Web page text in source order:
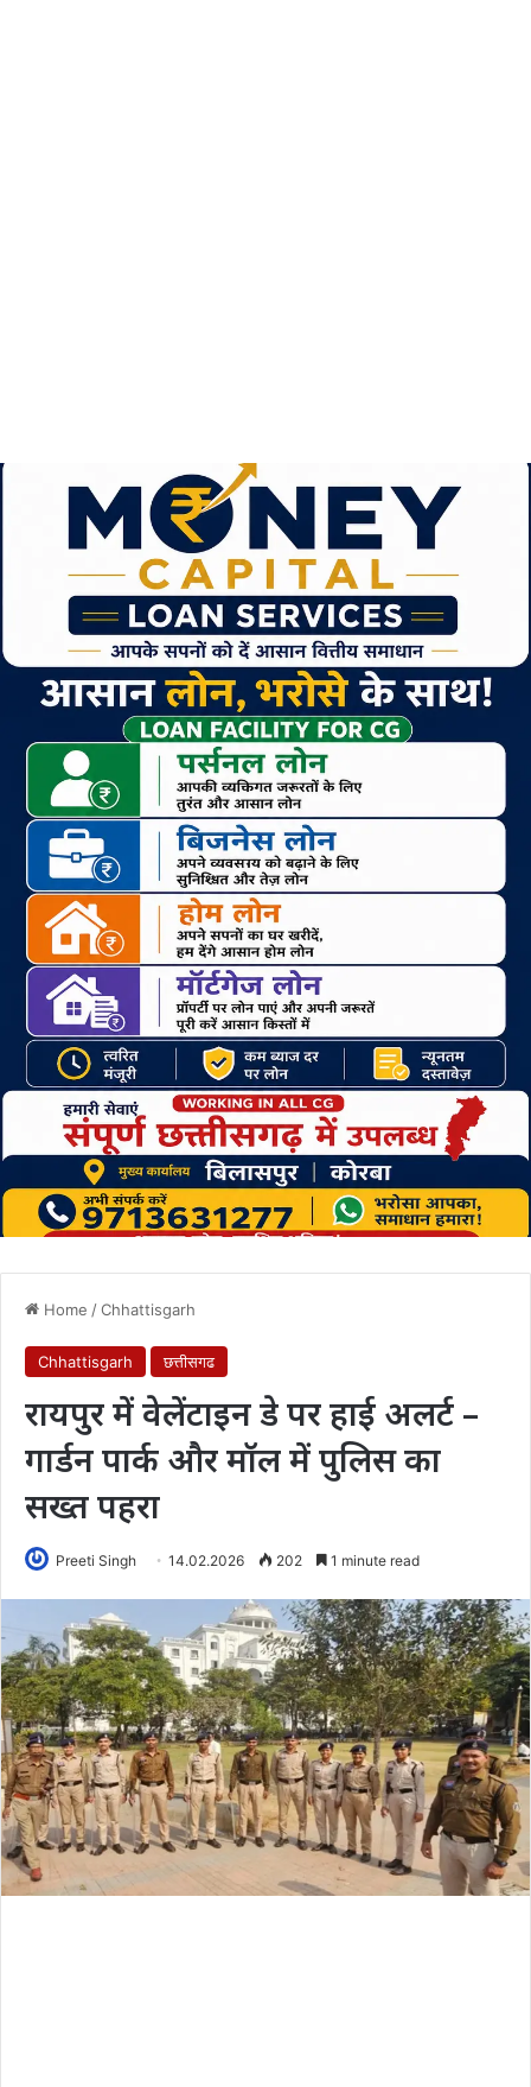
Home /Chhattisgarh
Chhattisgarh छत्तीसगढ
रायपुर में वेलेंटाइन डे पर हाई अलर्ट –
गार्डन पार्क और मॉल में पुलिस का
सख्त पहरा
Preeti Singh 14.02.2026 202 1 minute read